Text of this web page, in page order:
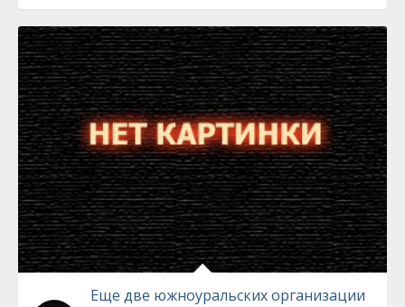
Еще две южноуральских организации